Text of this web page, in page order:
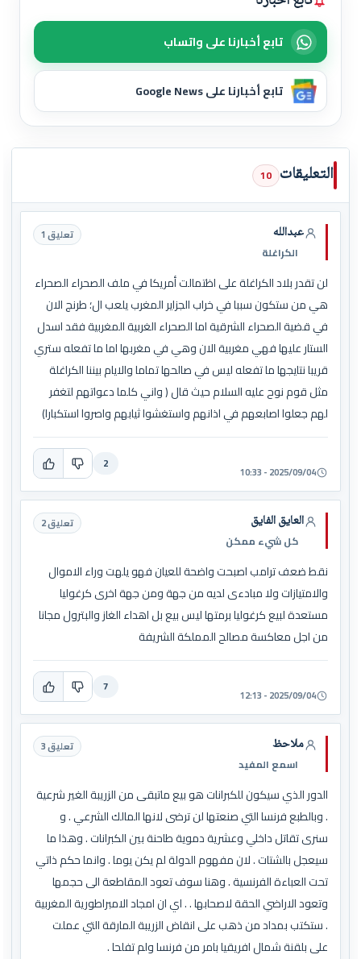
تابع أخبارنا على واتساب
تابع أخبارنا على Google News
التعليقات 10
عبدالله
الكراغلة
تعليق 1
لن تقدر بلاد الكراغلة على اظتمالت أمريكا في ملف الصحراء الصحراء
هي من ستكون سببا في خراب الجزاير المغرب يلعب ال؛ طرنج الان
في قضية الصحراء الشرقية اما الصحراء الغربية المغربية فقد اسدل
الستار عليها فهي مغربية الان وهي في مغربها اما ما تفعله ستري
قريبا نتايجها ما تفعله ليس في صالحها تماما والايام بيننا الكراغلة
مثل قوم نوح عليه السلام حيث قال ( واني كلما دعواتهم لتغفر
لهم جعلوا اصابعهم في اذانهم واستغشوا ثيابهم واصروا استكبارا)
2025/09/04 - 10:33
2
العايق الفايق
كل شيء ممكن
تعليق 2
نقط ضعف ترامب اصبحت واضحة للعيان فهو يلهت وراء الاموال
والامتيازات ولا مبادءى لديه من جهة ومن جهة اخرى كرغوليا
مستعدة لبيع كرغوليا برمتها ليس بيع بل اهداء الغاز والبترول مجانا
من اجل معاكسة مصالح المملكة الشريفة
2025/09/04 - 12:13
7
ملاحظ
اسمع المفيد
تعليق 3
الدور الذي سيكون للكبرانات هو بيع ماتبقى من الزريبة الغير شرعية
. وبالطبع فرنسا التي صنعتها لن ترضى لانها المالك الشرعي . و
سنرى تقاتل داخلي وعشرية دموية طاحنة بين الكبرانات . وهذا ما
سيعجل بالشتات . لان مفهوم الدولة لم يكن يوما . وانما حكم ذاتي
تحت العباءة الفرنسية . وهنا سوف تعود المقاطعة الى حجمها
وتعود الاراضي الحقة لاصحابها . . اي ان امجاد الامبراطورية المغربية
. ستكتب بمداد من ذهب على انقاض الزريبة المارقة التي عملت
على بلقنة شمال افريقيا بامر من فرنسا ولم تفلحا .